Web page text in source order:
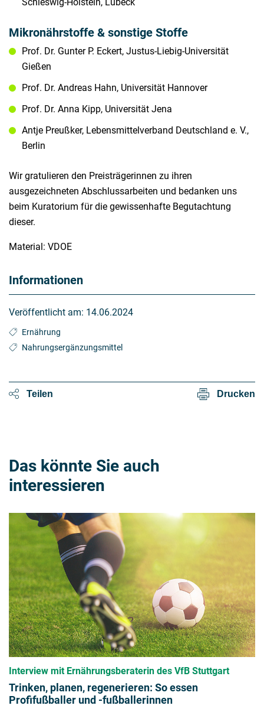
Mikronährstoffe & sonstige Stoffe
Prof. Dr. Gunter P. Eckert, Justus-Liebig-Universität
Gießen
Prof. Dr. Andreas Hahn, Universität Hannover
Prof. Dr. Anna Kipp, Universität Jena
Antje Preußker, Lebensmittelverband Deutschland e. V.,
Berlin
Wir gratulieren den Preisträgerinnen zu ihren
ausgezeichneten Abschlussarbeiten und bedanken uns
beim Kuratorium für die gewissenhafte Begutachtung
dieser.
Material: VDOE
Informationen
Veröffentlicht am: 14.06.2024
Ernährung
Nahrungsergänzungsmittel
Teilen Drucken
Das könnte Sie auch
interessieren
Interview mit Ernährungsberaterin des VfB Stuttgart
Trinken, planen, regenerieren: So essen
Profifußballer und -fußballerinnen